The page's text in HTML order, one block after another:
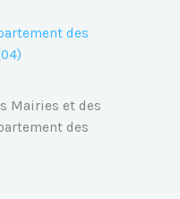
des
Mairies et des
des